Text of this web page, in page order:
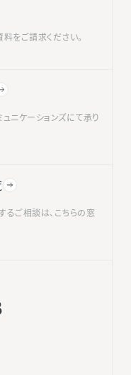
をご請求ください。
ニケーションズにて承り
るご相談は、こちらの窓